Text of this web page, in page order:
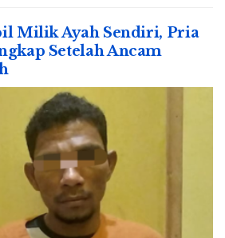
Milik Ayah Sendiri, Pria
Setelah Ancam